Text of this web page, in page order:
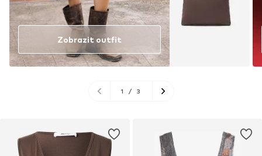
Zobrazit outfit
1 / 3